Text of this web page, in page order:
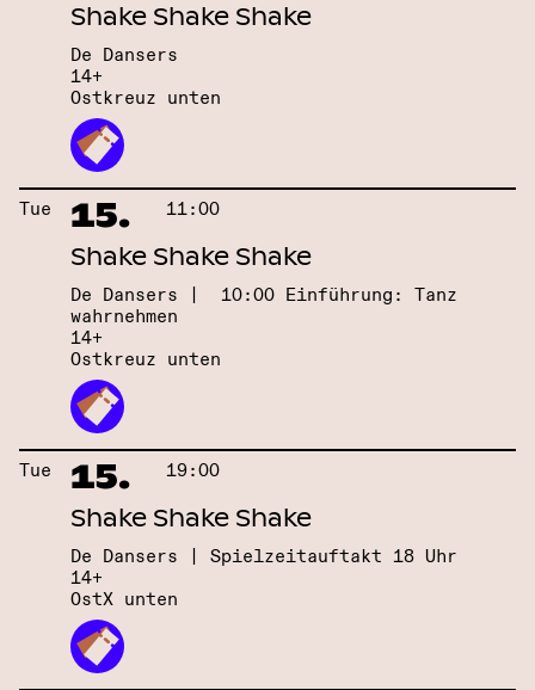
Shake Shake Shake
De Dansers
14+
Ostkreuz unten
Tue 15. 11:00
Shake Shake Shake
De Dansers | 10:00 Einführung: Tanz
wahrnehmen
14+
Ostkreuz unten
Tue 15. 19:00
Shake Shake Shake
De Dansers | Spielzeitauftakt 18 Uhr
14+
OstX unten